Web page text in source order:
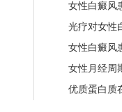
女性白癜风
光疗对女性
女性白癜风
女性月经周
优质蛋白质